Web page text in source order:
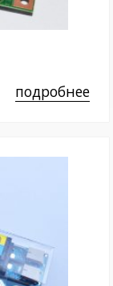
подробнее